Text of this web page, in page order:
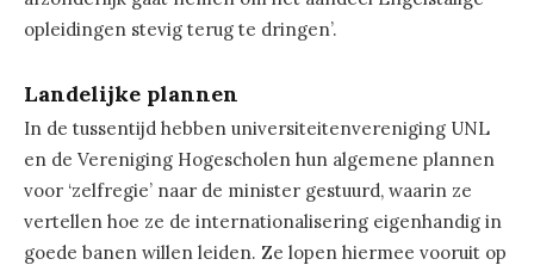
opleidingen stevig terug te dringen’.
Landelijke plannen
In de tussentijd hebben universiteitenvereniging UNL
en de Vereniging Hogescholen hun algemene plannen
voor ‘zelfregie’ naar de minister gestuurd, waarin ze
vertellen hoe ze de internationalisering eigenhandig in
goede banen willen leiden. Ze lopen hiermee vooruit op